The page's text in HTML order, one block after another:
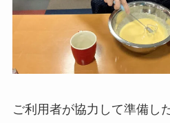
ご利用者が協力して準備し